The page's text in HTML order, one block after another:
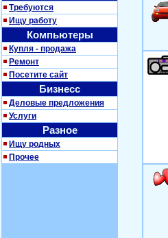
Требуются
Ищу работу
Компьютеры
Купля - продажа
Ремонт
Посетите сайт
Бизнесс
Деловые предложения
Услуги
Разное
Ищу родных
Прочее